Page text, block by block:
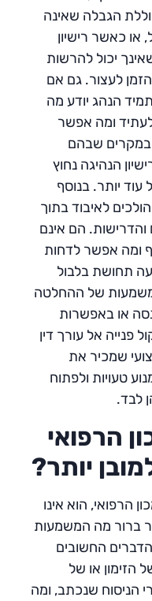
הגבלה שאינה
כאשר רישיון
יכול להרשות
לעצור. גם אם
הנהג יודע מה
לעתיד ומה אפשר
במקרים שבהם
הנהיגה נחוץ
עוד יותר. בנוסף
לאיבוד בתוך
הם אינם
ומה אפשר לדחות
תחושת בלבול
של ההחלטה
או באפשרות
פנייה אל עורך דין
שמכיר את
טעויות ולפתוח
לבד.
הרפואי
יותר?
הרפואי, הוא אינו
ברור מה המשמעות
החשובים
הזימון או של
הניסוח שנכתב, ומה